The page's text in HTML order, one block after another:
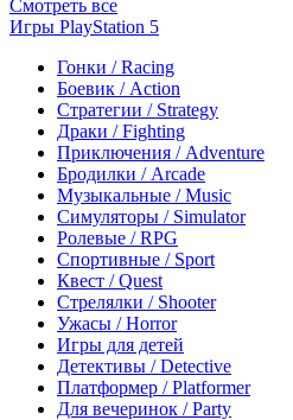
Смотреть все
Игры PlayStation 5
Гонки / Racing
Боевик / Action
Стратегии / Strategy
Драки / Fighting
Приключения / Adventure
Бродилки / Arcade
Музыкальные / Music
Симуляторы / Simulator
Ролевые / RPG
Спортивные / Sport
Квест / Quest
Стрелялки / Shooter
Ужасы / Horror
Игры для детей
Детективы / Detective
Платформер / Platformer
Для вечеринок / Party